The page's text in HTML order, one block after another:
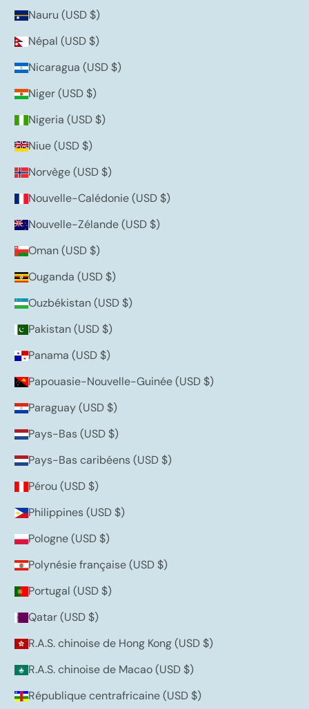
Nauru (USD $)
Népal (USD $)
Nicaragua (USD $)
Niger (USD $)
Nigeria (USD $)
Niue (USD $)
Norvège (USD $)
Nouvelle-Calédonie (USD $)
Nouvelle-Zélande (USD $)
Oman (USD $)
Ouganda (USD $)
Ouzbékistan (USD $)
Pakistan (USD $)
Panama (USD $)
Papouasie-Nouvelle-Guinée (USD $)
Paraguay (USD $)
Pays-Bas (USD $)
Pays-Bas caribéens (USD $)
Pérou (USD $)
Philippines (USD $)
Pologne (USD $)
Polynésie française (USD $)
Portugal (USD $)
Qatar (USD $)
R.A.S. chinoise de Hong Kong (USD $)
R.A.S. chinoise de Macao (USD $)
République centrafricaine (USD $)